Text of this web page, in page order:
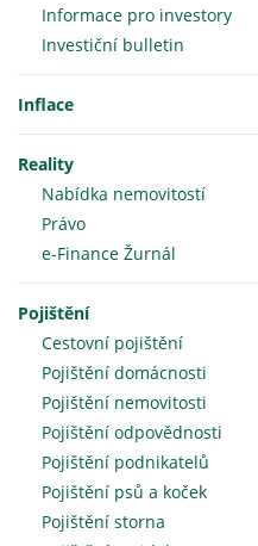
Informace pro investory
Investiční bulletin
Inflace
Reality
Nabídka nemovitostí
Právo
e-Finance Žurnál
Pojištění
Cestovní pojištění
Pojištění domácnosti
Pojištění nemovitosti
Pojištění odpovědnosti
Pojištění podnikatelů
Pojištění psů a koček
Pojištění storna